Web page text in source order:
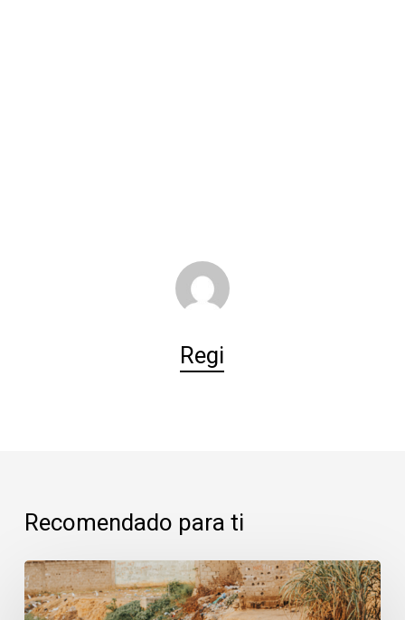
Regi
Recomendado para ti
Majadahonda:
cuando